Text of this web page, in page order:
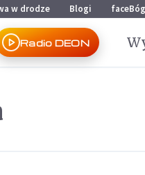
w drodze Blogi faceBóg
Radio DEON